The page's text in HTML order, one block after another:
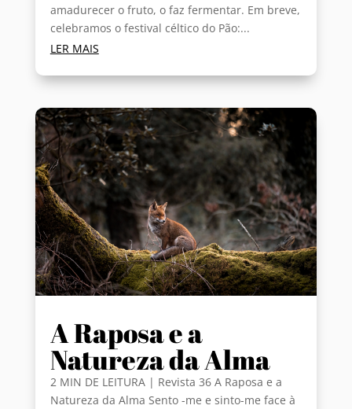
amadurecer o fruto, o faz fermentar. Em breve,
celebramos o festival céltico do Pão:...
LER MAIS
A Raposa e a
Natureza da Alma
2 MIN DE LEITURA | Revista 36 A Raposa e a
Natureza da Alma Sento -me e sinto-me face à